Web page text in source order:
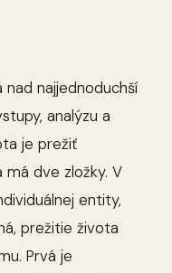
najjednoduchší
analýzu a
je prežiť
dve zložky. V
entity,
prežitie života
Prvá je